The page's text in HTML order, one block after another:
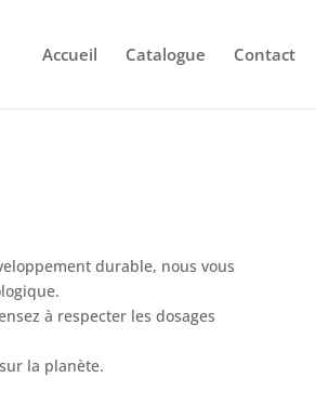
Accueil Catalogue Contact
durable, nous vous
à respecter les dosages
la planète.